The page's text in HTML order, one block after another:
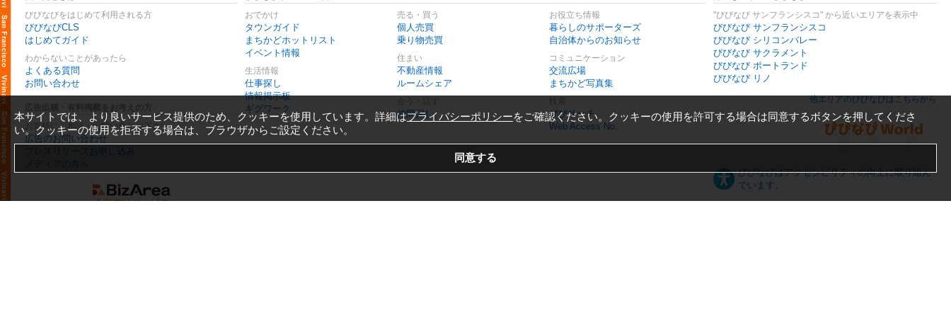
びびなびをはじめて利用される方
びびなびCLS
はじめてガイド
わからないことがあったら
よくある質問
お問い合わせ
お気軽にご相談・お問い合わせ下さい
広告のお問い合わせ
プレスリリースお申し込み
メディアの方へ
おでかけ
タウンガイド
まちかどホットリスト
イベント情報
生活情報
仕事探し
情報掲示板
ギグワーク
売る・買う
個人売買
乗り物売買
住まい
不動産情報
ルームシェア
仲間探し
お役立ち情報
暮らしのサポーターズ
自治体からのお知らせ
コミュニケーション
交流広場
まちかど写真集
びびサーチ
Web Access No.
"びびなび サンフランシスコ" から近いエリアを表示中
びびなび サンフランシスコ
びびなび シリコンバレー
びびなび サクラメント
びびなび ポートランド
びびなび リノ
他エリアのびびなびはこちらから
びびなびはアクセシビリティの向上に取り組ん
でいます。
本サイトでは、より良いサービス提供のため、クッキーを使用しています。詳細はプライバシーポリシーをご確認ください。クッキーの使用を許可する場合は同意するボタンを押してくださ
い。クッキーの使用を拒否する場合は、ブラウザからご設定ください。